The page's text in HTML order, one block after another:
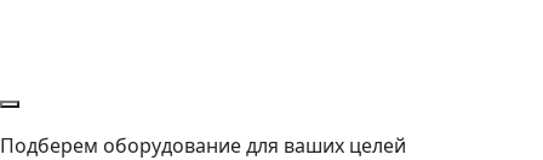
Подберем оборудование для ваших целей